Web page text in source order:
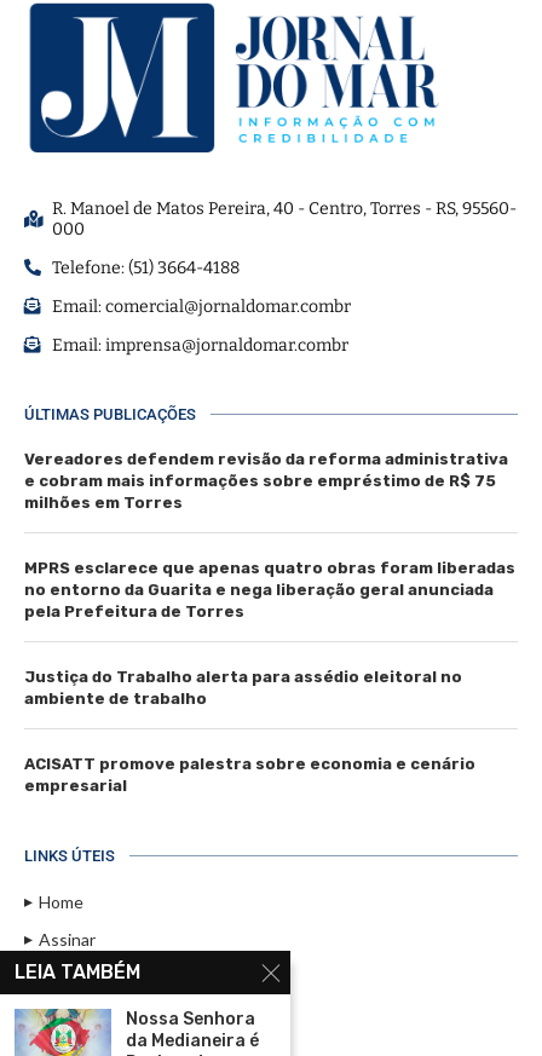
R. Manoel de Matos Pereira, 40 - Centro, Torres - RS, 95560-
000
Telefone: (51) 3664-4188
Email:comercial@jornaldomar.combr
Email:imprensa@jornaldomar.combr
ÚLTIMAS PUBLICAÇÕES
Vereadores defendem revisão da reforma administrativa
e cobram mais informações sobre empréstimo de R$ 75
milhões em Torres
MPRS esclarece que apenas quatro obras foram liberadas
no entorno da Guarita e nega liberação geral anunciada
pela Prefeitura de Torres
Justiça do Trabalho alerta para assédio eleitoral no
ambiente de trabalho
ACISATT promove palestra sobre economia e cenário
empresarial
LINKS ÚTEIS
Home
Assinar
Contato
Política de Privacidade
Rádio Maristela - Ao Vivo
LEIA TAMBÉM
Nossa Senhora
da Medianeira é